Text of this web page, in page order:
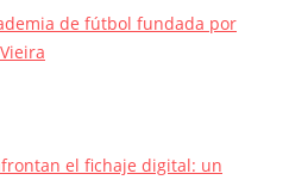
de fútbol fundada por
el fichaje digital: un